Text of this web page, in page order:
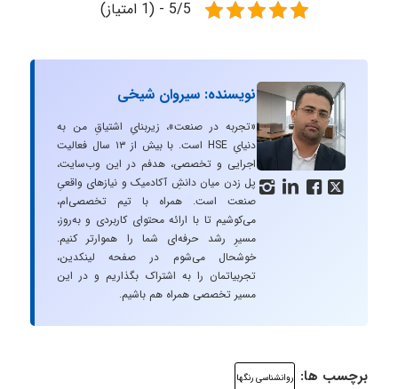
5/5 - (1 امتیاز)
   
نویسنده: سیروان شیخی
«تجربه در صنعت»، زیربنایِ اشتیاقِ من به
دنیایِ HSE است. با بیش از ۱۳ سال فعالیت
اجرایی و تخصصی، هدفم در این وب‌سایت،
پل زدن میان دانشِ آکادمیک و نیازهای واقعیِ
صنعت است. همراه با تیم تخصصی‌ام،
می‌کوشیم تا با ارائه محتوای کاربردی و به‌روز،
مسیرِ رشد حرفه‌ای شما را هموارتر کنیم.
خوشحال می‌شوم در صفحه لینکدین،
تجربیاتمان را به اشتراک بگذاریم و در این
مسیر تخصصی همراه هم باشیم.
برچسب ها: روانشناسی رنگها